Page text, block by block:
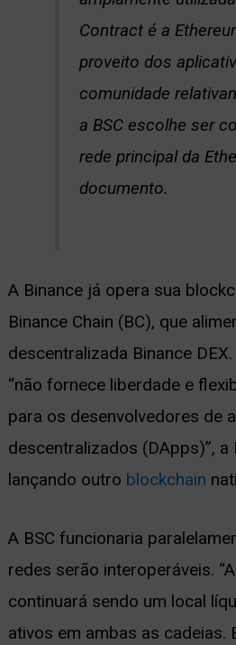
Contract é a
proveito dos
comunidade
a BSC escolhe ser
rede principal da
documento.
A Binance já opera sua
Binance Chain (BC), que
descentralizada Binance
“não fornece liberdade e
para os desenvolvedores de
descentralizados (DApps)”, a
lançando outro blockchain
A BSC funcionaria
redes serão interoperáveis.
continuará sendo um local
ativos em ambas as cadeias.